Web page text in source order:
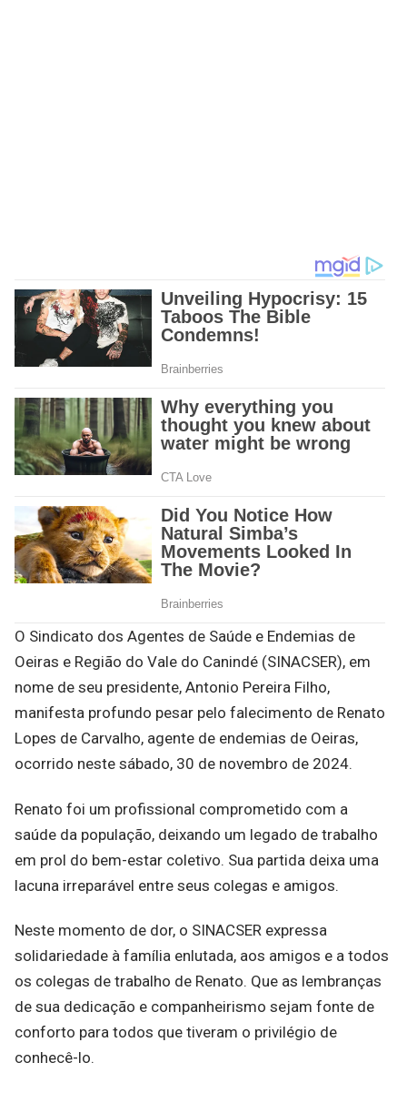
O Sindicato dos Agentes de Saúde e Endemias de
Oeiras e Região do Vale do Canindé (SINACSER), em
nome de seu presidente, Antonio Pereira Filho,
manifesta profundo pesar pelo falecimento de Renato
Lopes de Carvalho, agente de endemias de Oeiras,
ocorrido neste sábado, 30 de novembro de 2024.
Renato foi um profissional comprometido com a
saúde da população, deixando um legado de trabalho
em prol do bem-estar coletivo. Sua partida deixa uma
lacuna irreparável entre seus colegas e amigos.
Neste momento de dor, o SINACSER expressa
solidariedade à família enlutada, aos amigos e a todos
os colegas de trabalho de Renato. Que as lembranças
de sua dedicação e companheirismo sejam fonte de
conforto para todos que tiveram o privilégio de
conhecê-lo.